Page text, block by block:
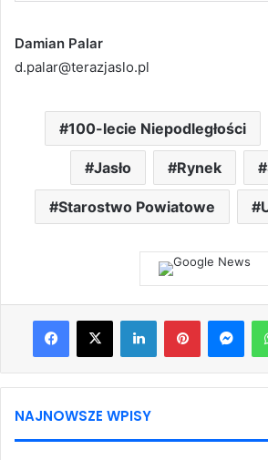
Damian Palar
d.palar@terazjaslo.pl
100-lecie Niepodległości
Jasło Rynek
Starostwo Powiatowe
Facebook
X LinkedInPinterest
NAJNOWSZE WPISY